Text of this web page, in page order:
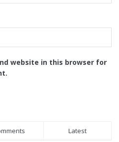
website in this browser for
Latest